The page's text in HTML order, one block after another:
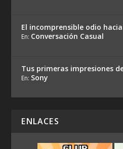
El incomprensible odio
En: Conversación Casual
Tus primeras impresiones
En: Sony
ENLACES